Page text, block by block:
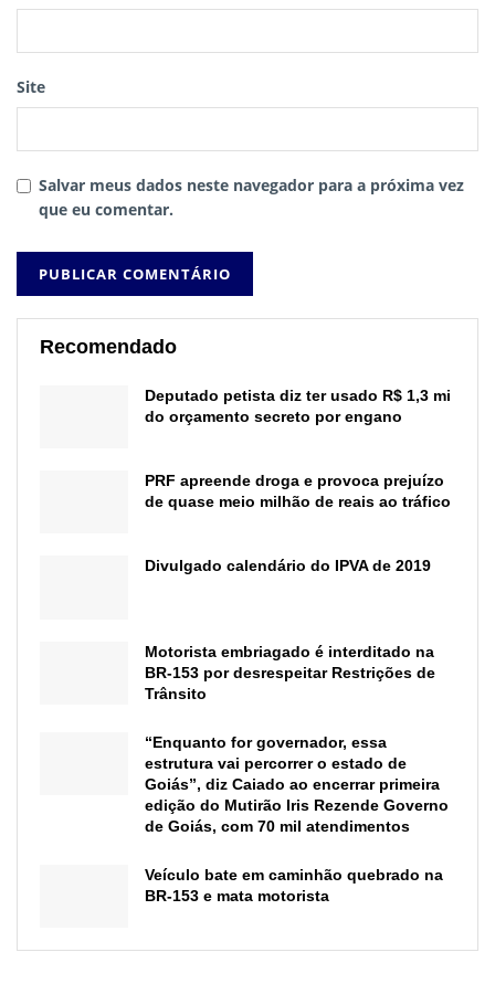
Site
Salvar meus dados neste navegador para a próxima vez
que eu comentar.
Recomendado
Deputado petista diz ter usado R$ 1,3 mi
do orçamento secreto por engano
PRF apreende droga e provoca prejuízo
de quase meio milhão de reais ao tráfico
Divulgado calendário do IPVA de 2019
Motorista embriagado é interditado na
BR-153 por desrespeitar Restrições de
Trânsito
“Enquanto for governador, essa
estrutura vai percorrer o estado de
Goiás”, diz Caiado ao encerrar primeira
edição do Mutirão Iris Rezende Governo
de Goiás, com 70 mil atendimentos
Veículo bate em caminhão quebrado na
BR-153 e mata motorista